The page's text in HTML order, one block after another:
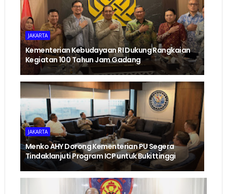
JAKARTA
Kementerian Kebudayaan RI Dukung Rangkaian
Kegiatan 100 Tahun Jam Gadang
JAKARTA
Menko AHY Dorong Kementerian PU Segera
Tindaklanjuti Program ICP untuk Bukittinggi